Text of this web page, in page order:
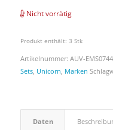
Nicht vorrätig
Produkt enthält: 3 Stk
Artikelnummer: AUV-
Sets, Unicorn Marken
Daten